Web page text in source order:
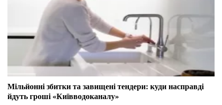
Мільйонні збитки та завищені тендери: куди насправді
йдуть гроші «Київводоканалу»